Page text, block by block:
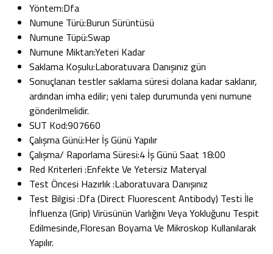
Yöntem:Dfa
Numune Türü:Burun Sürüntüsü
Numune Tüpü:Swap
Numune Miktarı:Yeteri Kadar
Saklama Koşulu:Laboratuvara Danışınız gün
Sonuçlanan testler saklama süresi dolana kadar saklanır,
ardından imha edilir; yeni talep durumunda yeni numune
gönderilmelidir.
SUT Kod:907660
Çalışma Günü:Her İş Günü Yapılır
Çalışma/ Raporlama Süresi:4 İş Günü Saat 18:00
Red Kriterleri :Enfekte Ve Yetersiz Materyal
Test Öncesi Hazırlık :Laboratuvara Danışınız
Test Bilgisi :Dfa (Direct Fluorescent Antibody) Testi İle
İnfluenza (Grip) Virüsünün Varlığını Veya Yokluğunu Tespit
Edilmesinde,Floresan Boyama Ve Mikroskop Kullanılarak
Yapılır.